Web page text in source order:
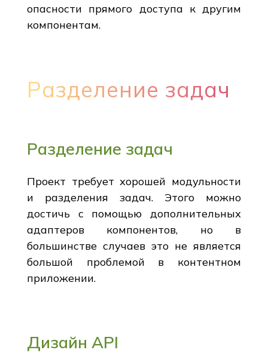
опасности прямого доступа к другим
компонентам.
Разделение задач
Разделение задач
Проект требует хорошей модульности
и разделения задач. Этого можно
достичь с помощью дополнительных
адаптеров компонентов, но в
большинстве случаев это не является
большой проблемой в контентном
приложении.
Дизайн API